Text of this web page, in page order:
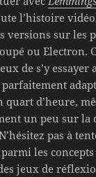
l’histoire
versions sur les
ou Electron.
de s’y essayer
quart d’heure,
un peu sur la
pas à
les
jeux de